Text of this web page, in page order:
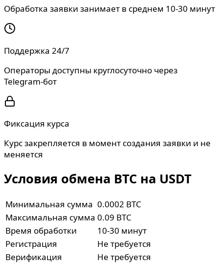
Обработка заявки занимает в среднем 10-30 минут
Поддержка 24/7
Операторы доступны круглосуточно через
Telegram-бот
Фиксация курса
Курс закрепляется в момент создания заявки и не
меняется
Условия обмена BTC на USDT
Минимальная сумма 0.0002 BTC
Максимальная сумма 0.09 BTC
Время обработки
10-30 минут
Регистрация
Не требуется
Верификация
Не требуется